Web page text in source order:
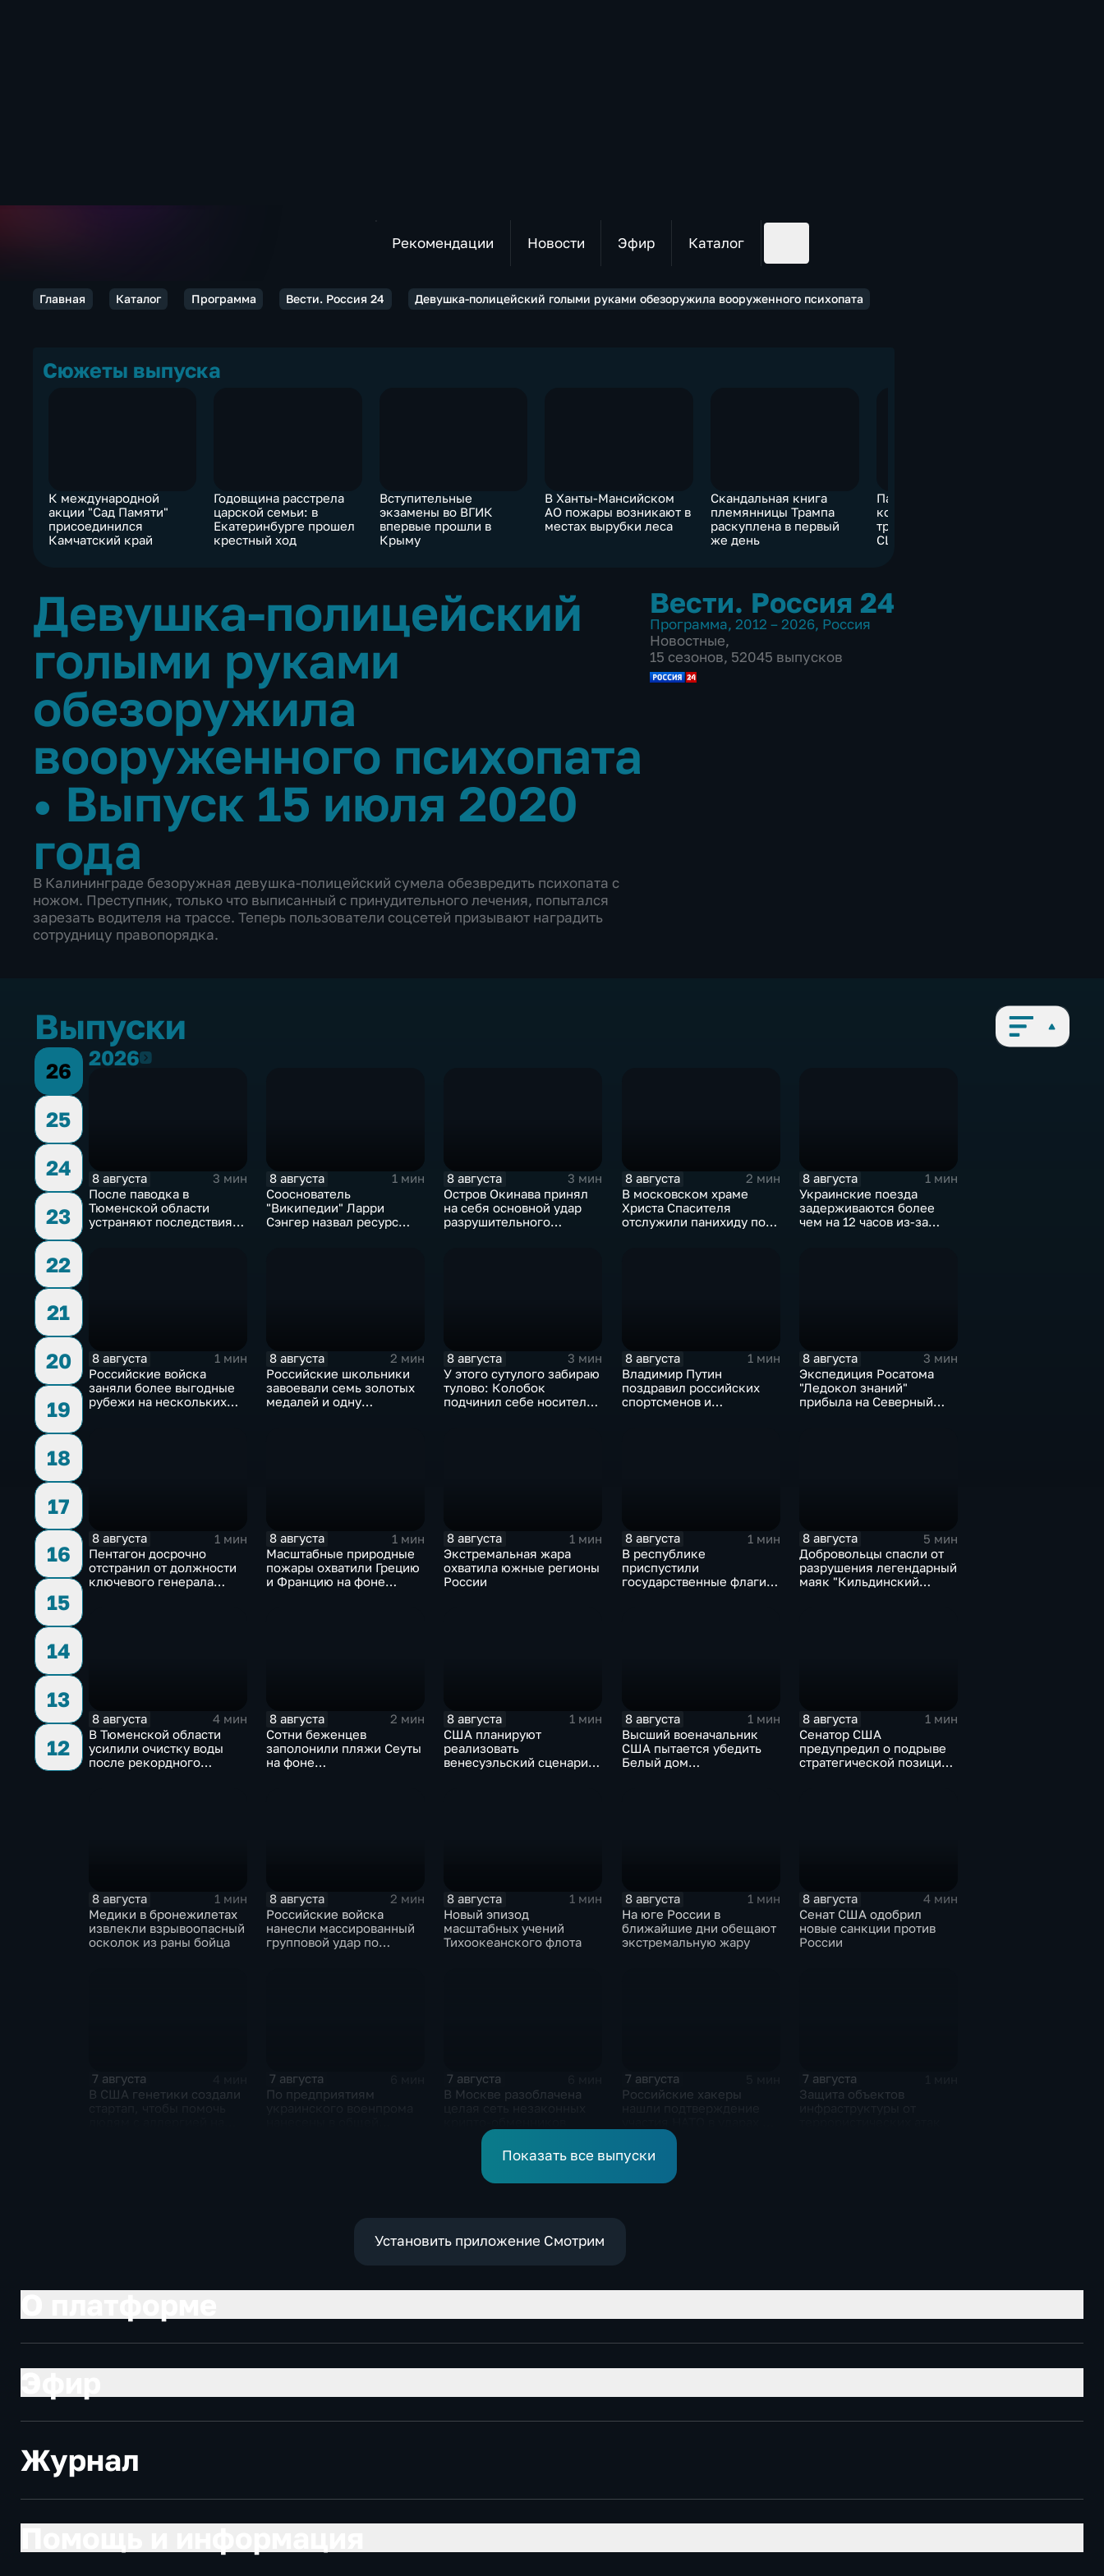
Рекомендации Новости Эфир Каталог
Главная Каталог Программа Вести. Россия 24 Девушка-полицейский голыми руками обезоружила вооруженного психопата
Сюжеты выпуска
К международной
акции "Сад Памяти"
присоединился
Камчатский край
Годовщина расстрела
царской семьи: в
Екатеринбурге прошел
крестный ход
Вступительные
экзамены во ВГИК
впервые прошли в
Крыму
В Ханты-Мансийском
АО пожары возникают в
местах вырубки леса
Скандальная книга
племянницы Трампа
раскуплена в первый
же день
Пандемия
коронавируса: в первой
тройке заболевших –
США, Бразилия и Индия
Девушка-полицейский
голыми руками
обезоружила
вооруженного психопата
• Выпуск 15 июля 2020
года
В Калининграде безоружная девушка-полицейский сумела обезвредить психопата с
ножом. Преступник, только что выписанный с принудительного лечения, попытался
зарезать водителя на трассе. Теперь пользователи соцсетей призывают наградить
сотрудницу правопорядка.
Вести. Россия 24
Программа, 2012 – 2026, Россия
Новостные,
15 сезонов, 52045 выпусков
Выпуски
26
25
24
23
22
21
20
19
18
17
16
15
14
13
12
20262026
8 августа
3 мин
После паводка в
Тюменской области
устраняют последствия
8 августа
1 мин
Сооснователь
"Википедии" Ларри
Сэнгер назвал ресурс
8 августа
3 мин
Остров Окинава принял
на себя основной удар
разрушительного
8 августа
2 мин
В московском храме
Христа Спасителя
отслужили панихиду по
8 августа
1 мин
Украинские поезда
задерживаются более
чем на 12 часов из-за
8 августа
1 мин
Российские войска
заняли более выгодные
рубежи на нескольких
8 августа
2 мин
Российские школьники
завоевали семь золотых
медалей и одну
8 августа
3 мин
У этого сутулого забираю
тулово: Колобок
подчинил себе носителя
8 августа
1 мин
Владимир Путин
поздравил российских
спортсменов и
8 августа
3 мин
Экспедиция Росатома
"Ледокол знаний"
прибыла на Северный
8 августа
1 мин
Пентагон досрочно
отстранил от должности
ключевого генерала
8 августа
1 мин
Масштабные природные
пожары охватили Грецию
и Францию на фоне
8 августа
1 мин
Экстремальная жара
охватила южные регионы
России
8 августа
1 мин
В республике
приспустили
государственные флаги и
8 августа
5 мин
Добровольцы спасли от
разрушения легендарный
маяк "Кильдинский
8 августа
4 мин
В Тюменской области
усилили очистку воды
после рекордного
8 августа
2 мин
Сотни беженцев
заполонили пляжи Сеуты
на фоне
8 августа
1 мин
США планируют
реализовать
венесуэльский сценарий
8 августа
1 мин
Высший военачальник
США пытается убедить
Белый дом
8 августа
1 мин
Сенатор США
предупредил о подрыве
стратегической позиции
8 августа
1 мин
Медики в бронежилетах
извлекли взрывоопасный
осколок из раны бойца
8 августа
2 мин
Российские войска
нанесли массированный
групповой удар по
8 августа
1 мин
Новый эпизод
масштабных учений
Тихоокеанского флота
8 августа
1 мин
На юге России в
ближайшие дни обещают
экстремальную жару
8 августа
4 мин
Сенат США одобрил
новые санкции против
России
7 августа
В США генетики создали
7 августа
По предприятиям
7 августа
В Москве разоблачена
7 августа
Российские хакеры
7 августа
Защита объектов
Показать все выпуски
Установить приложение Смотрим
Журнал